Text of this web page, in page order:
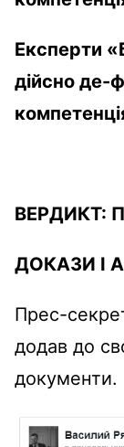
Експерти
дійсно де-
ВЕРДИКТ:
ДОКАЗИ І
Прес-
додав до
документи.